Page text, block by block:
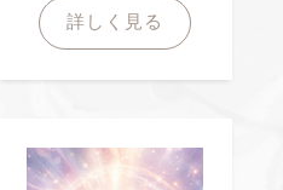
詳しく見る